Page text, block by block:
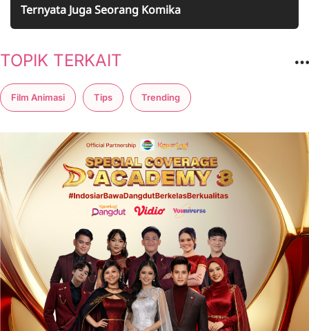
Ternyata Juga Seorang Komika
TOPIK TERKAIT
Film Animasi Tips Trending